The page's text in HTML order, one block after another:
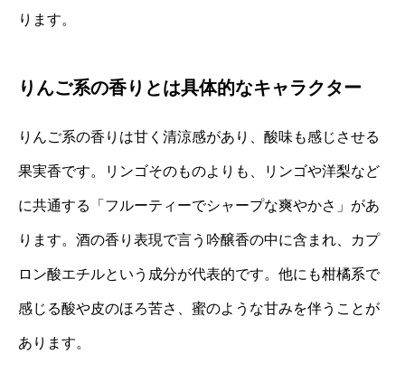
ります。
りんご系の香りとは具体的なキャラクター
りんご系の香りは甘く清涼感があり、酸味も感じさせる
果実香です。リンゴそのものよりも、リンゴや洋梨など
に共通する「フルーティーでシャープな爽やかさ」があ
ります。酒の香り表現で言う吟醸香の中に含まれ、カプ
ロン酸エチルという成分が代表的です。他にも柑橘系で
感じる酸や皮のほろ苦さ、蜜のような甘みを伴うことが
あります。